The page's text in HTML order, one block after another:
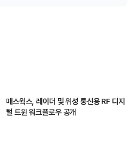
매스웍스, 레이더 및 위성 통신용 RF 디지
털 트윈 워크플로우 공개